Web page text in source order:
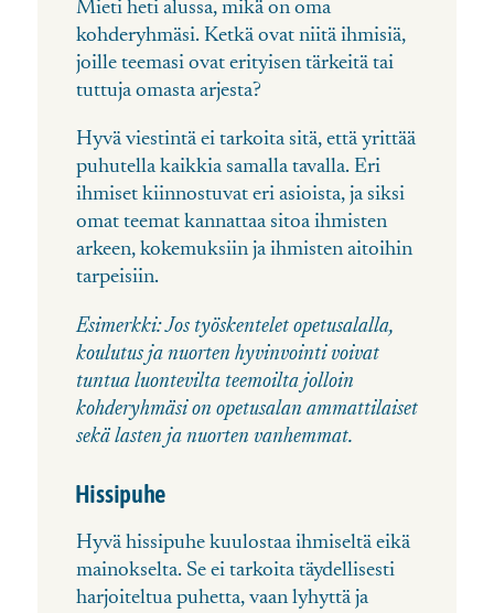
Mieti heti alussa, mikä on oma
kohderyhmäsi. Ketkä ovat niitä ihmisiä,
joille teemasi ovat erityisen tärkeitä tai
tuttuja omasta arjesta?
Hyvä viestintä ei tarkoita sitä, että yrittää
puhutella kaikkia samalla tavalla. Eri
ihmiset kiinnostuvat eri asioista, ja siksi
omat teemat kannattaa sitoa ihmisten
arkeen, kokemuksiin ja ihmisten aitoihin
tarpeisiin.
Esimerkki:Jos työskentelet opetusalalla,
koulutus ja nuorten hyvinvointi voivat
tuntua luontevilta teemoilta jolloin
kohderyhmäsi on opetusalan ammattilaiset
sekä lasten ja nuorten vanhemmat.
Hissipuhe
Hyvä hissipuhe kuulostaa ihmiseltä eikä
mainokselta. Se ei tarkoita täydellisesti
harjoiteltua puhetta, vaan lyhyttä ja